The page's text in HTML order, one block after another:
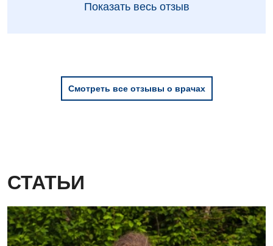
Детская неврология
Детская офтальмология
Педиатрия
Показать весь отзыв
Смотреть все отзывы о врачах
СТАТЬИ